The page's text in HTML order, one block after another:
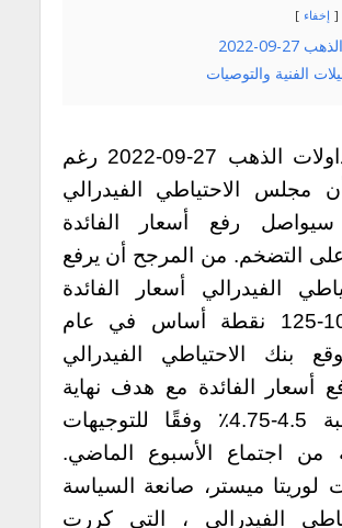
إخفاء
09-2022
الفنية والتوصيات
ارتفعت تداولات الذهب 27-09-2022 رغم
مجلس الاحتياطي الفيدرالي
سيواصل رفع أسعار الفائدة
التضخم. من المرجح أن يرفع
الفيدرالي أسعار الفائدة
بمقدار 100-125 نقطة أساس في عام
يتوقع بنك الاحتياطي الفيدرالي
أسعار الفائدة مع هدف نهاية
العام بنسبة 4.5-4.75٪ وفقًا للتوجيهات
من اجتماع الأسبوع الماضي.
ميستر، صانعة السياسة
الفيدرالي ، التي كررت